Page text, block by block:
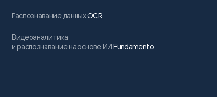
Распознавание данныхOCR
Видеоаналитика
и распознавание на основе ИИFundamento